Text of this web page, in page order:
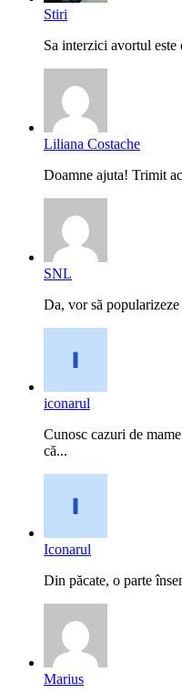
Stiri
Sa interzici avortul este
Liliana Costache
Doamne ajuta! Trimit
SNL
Da, vor să
iconarul
Cunosc cazuri de
că...
Iconarul
Din păcate, o parte
Marius